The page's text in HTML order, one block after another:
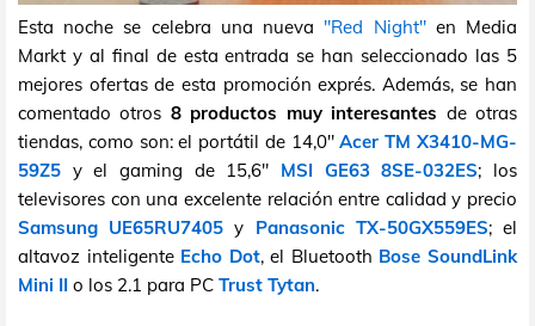
Esta noche se celebra una nueva "Red Night"en Media
Markt y al final de esta entrada se han seleccionado las 5
mejores ofertas de esta promoción exprés. Además, se han
comentado otros 8 productos muy interesantes de otras
tiendas, como son: el portátil de 14,0"Acer TM X3410-MG-
59Z5 y el gaming de 15,6" MSI GE63 8SE-032ES; los
televisores con una excelente relación entre calidad y precio
Samsung UE65RU7405 y Panasonic TX-50GX559ES; el
altavoz inteligente Echo Dot, el Bluetooth Bose SoundLink
Mini II o los 2.1 para PC Trust Tytan.